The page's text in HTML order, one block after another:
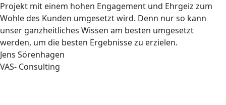
Projekt mit einem hohen Engagement und Ehrgeiz zum
Wohle des Kunden umgesetzt wird. Denn nur so kann
unser ganzheitliches Wissen am besten umgesetzt
werden, um die besten Ergebnisse zu erzielen.
Jens Sörenhagen
VAS- Consulting